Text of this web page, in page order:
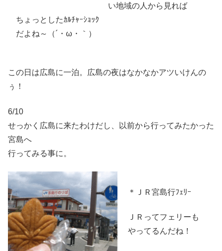
い地域の人から見れば
ちょっとしたｶﾙﾁｬｰｼｮｯｸ
だよね～（´・ω・｀）
この日は広島に一泊。広島の夜はなかなかアツいけんの
ぅ！
6/10
せっかく広島に来たわけだし、以前から行ってみたかった
宮島へ
行ってみる事に。
＊ＪＲ宮島行ﾌｪﾘｰ
ＪＲってフェリーも
やってるんだね！